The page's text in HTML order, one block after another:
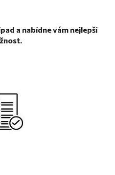
a nabídne vám nejlepší